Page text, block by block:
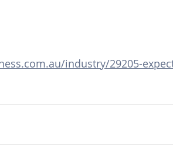
industry/29205-